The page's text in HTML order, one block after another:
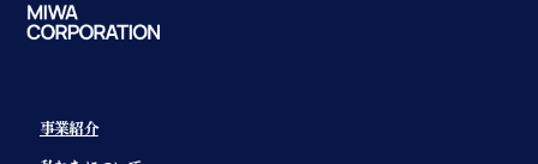
事業紹介